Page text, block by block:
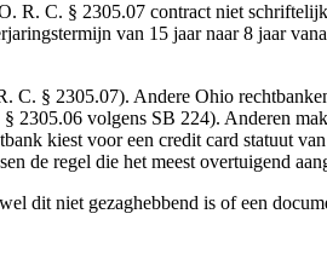
R. C. § 2305.07 contract niet
van 15 jaar naar 8 jaar
C. § 2305.07). Andere Ohio
2305.06 volgens SB 224). Anderen
kiest voor een credit card statuut
de regel die het meest overtuigend
dit niet gezaghebbend is of een